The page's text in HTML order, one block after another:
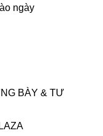
ngày
BÀY & TƯ